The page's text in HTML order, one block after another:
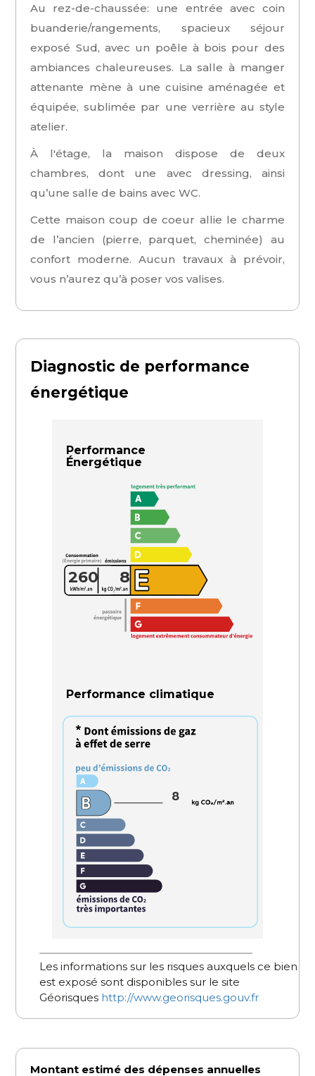
Au rez-de-chaussée: une entrée avec coin
buanderie/rangements, spacieux séjour
exposé Sud, avec un poêle à bois pour des
ambiances chaleureuses. La salle à manger
attenante mène à une cuisine aménagée et
équipée, sublimée par une verrière au style
atelier.
À l'étage, la maison dispose de deux
chambres, dont une avec dressing, ainsi
qu’une salle de bains avec WC.
Cette maison coup de coeur allie le charme
de l’ancien (pierre, parquet, cheminée) au
confort moderne. Aucun travaux à prévoir,
vous n’aurez qu’à poser vos valises.
Diagnostic de performance
énergétique
Performance
Énergétique
260 8
Performance climatique
8
Les informations sur les risques auxquels ce bien
est exposé sont disponibles sur le site
Géorisques http://www.georisques.gouv.fr
Montant estimé des dépenses annuelles